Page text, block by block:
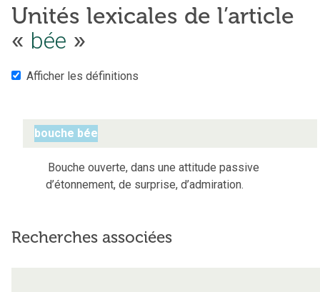
Unités lexicales de l’article
« bée »
Afficher les définitions
bouche bée
Bouche ouverte, dans une attitude passive
d’étonnement, de surprise, d’admiration.
Recherches associées